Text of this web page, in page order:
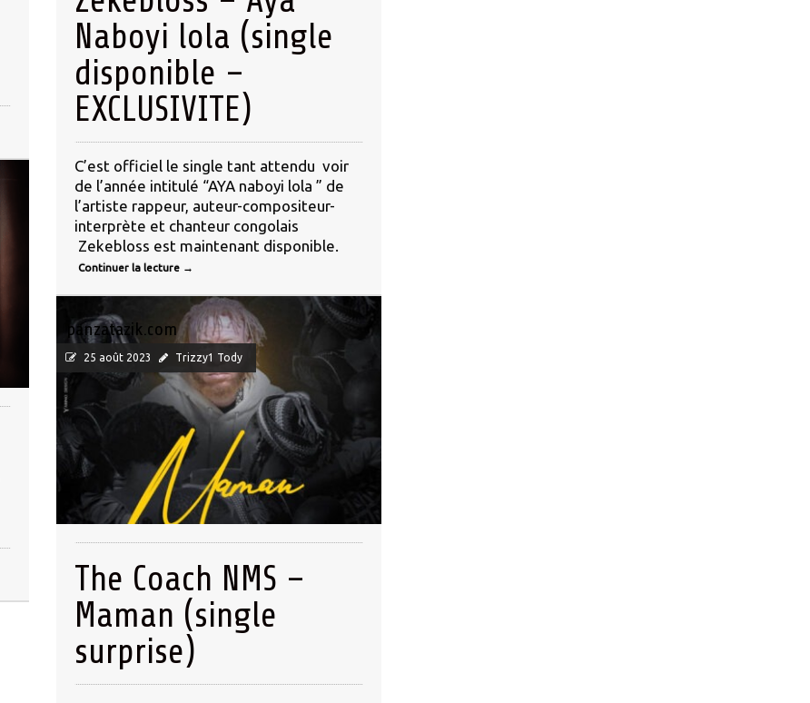
Naboyi lola (single
disponible –
EXCLUSIVITE)
C’est officiel le single tant attendu voir
de l’année intitulé “AYA naboyi lola ” de
l’artiste rappeur, auteur-compositeur-
interprète et chanteur congolais
Zekebloss est maintenant disponible.
Continuer la lecture →
panzatazik.com
25 août 2023 Trizzy1 Tody
The Coach NMS –
Maman (single
surprise)